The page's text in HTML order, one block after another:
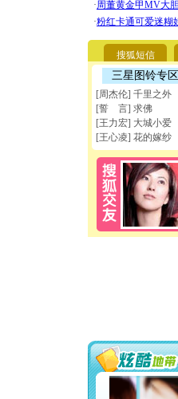
搜狐短信
三星图铃专区
[周杰伦] 千里之外
[誓 言] 求佛
[王力宏] 大城小爱
[王心凌] 花的嫁纱